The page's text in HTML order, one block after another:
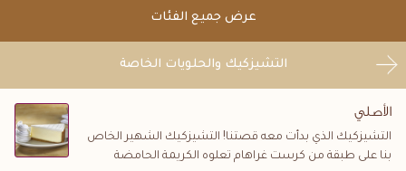
عرض جميع الفئات
التشيزكيك والحلويات الخاصة
الأصلي
التشيزكيك الذي بدأت معه قصتنا! التشيزكيك الشهير الخاص
بنا على طبقة من كرست غراهام تعلوه الكريمة الحامضة